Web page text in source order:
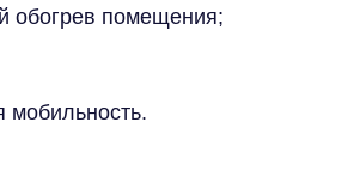
обогрев помещения;
мобильность.